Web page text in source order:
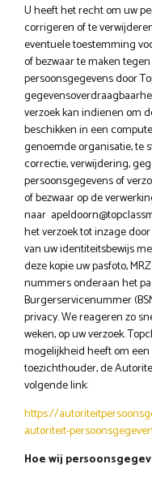
U heeft het recht om uw
corrigeren of te
eventuele toestemming
of bezwaar te maken
persoonsgegevens door
verzoek kan indienen om
beschikken in een
genoemde organisatie, te
correctie, verwijdering,
persoonsgegevens of
of bezwaar op de
naar
het verzoek tot inzage
van uw identiteitsbewijs
deze kopie uw pasfoto,
nummers onderaan het
Burgerservicenummer
privacy. We reageren zo
weken, op uw verzoek.
mogelijkheid heeft om
toezichthouder, de
volgende link:
https://
autoriteit-
Hoe wij